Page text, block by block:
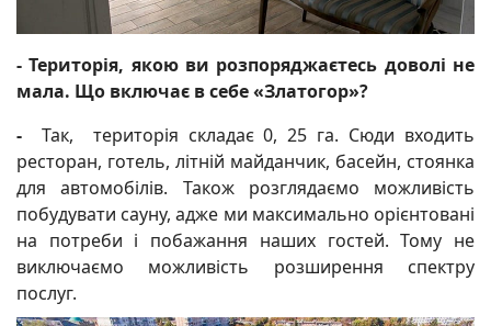
- Територія, якою ви розпоряджаєтесь доволі не
мала. Що включає в себе «Златогор»?
- Так, територія складає 0, 25 га. Сюди входить
ресторан, готель, літній майданчик, басейн, стоянка
для автомобілів. Також розглядаємо можливість
побудувати сауну, адже ми максимально орієнтовані
на потреби і побажання наших гостей. Тому не
виключаємо можливість розширення спектру
послуг.